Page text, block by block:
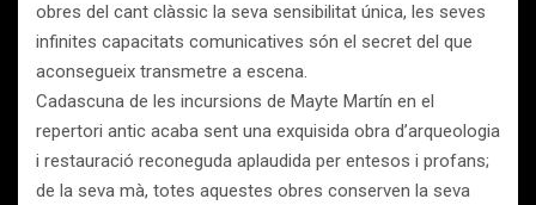
obres del cant clàssic la seva sensibilitat única, les seves
infinites capacitats comunicatives són el secret del que
aconsegueix transmetre a escena.
Cadascuna de les incursions de Mayte Martín en el
repertori antic acaba sent una exquisida obra d’arqueologia
i restauració reconeguda aplaudida per entesos i profans;
de la seva mà, totes aquestes obres conserven la seva